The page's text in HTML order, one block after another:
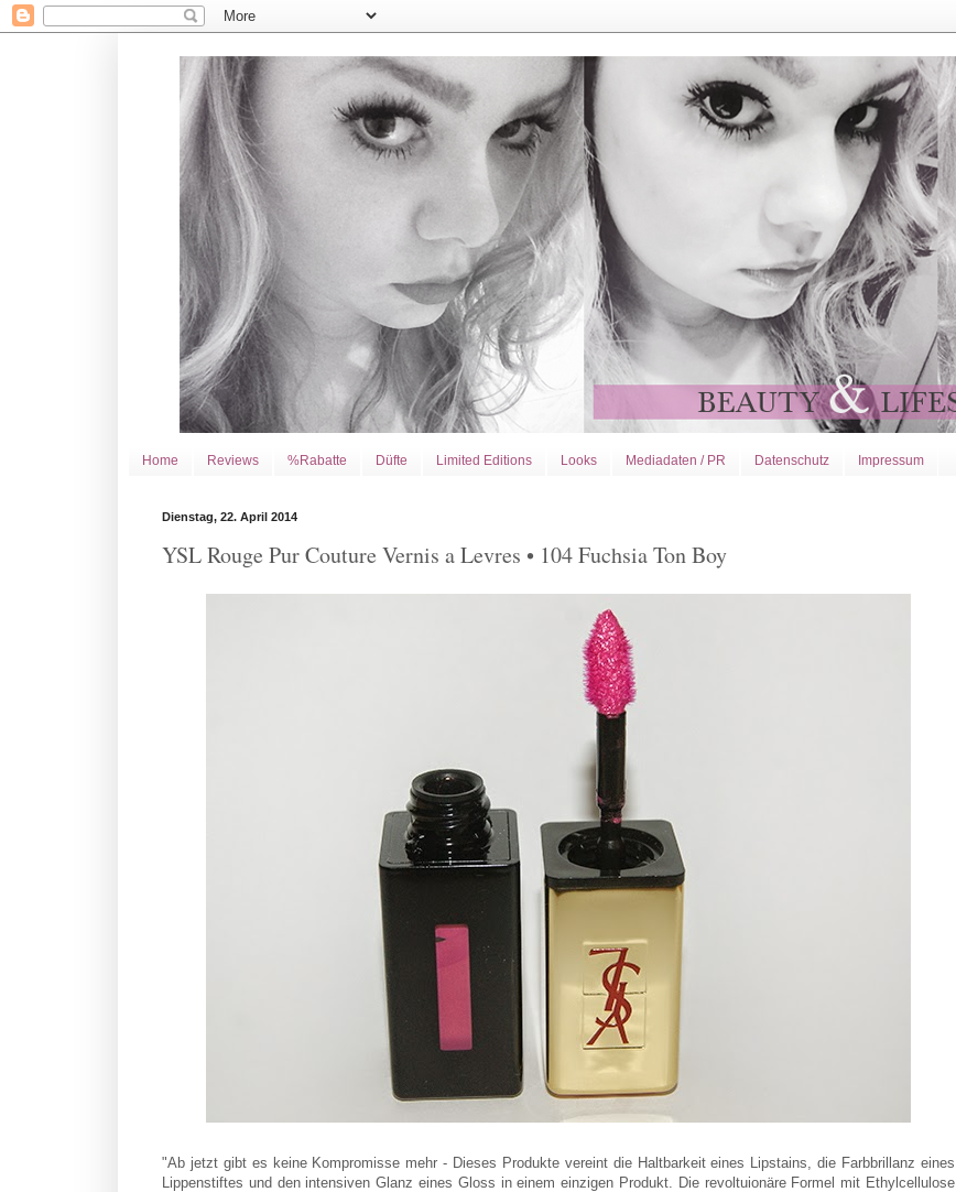
Home Reviews %Rabatte Düfte Limited Editions Looks Mediadaten / PR Datenschutz Impressum
Dienstag, 22. April 2014
YSL Rouge Pur Couture Vernis a Levres • 104 Fuchsia Ton Boy
"Ab jetzt gibt es keine Kompromisse mehr - Dieses Produkte vereint die Haltbarkeit eines Lipstains, die Farbbrillanz eines
Lippenstiftes und den intensiven Glanz eines Gloss in einem einzigen Produkt. Die revoltuionäre Formel mit Ethylcellulose